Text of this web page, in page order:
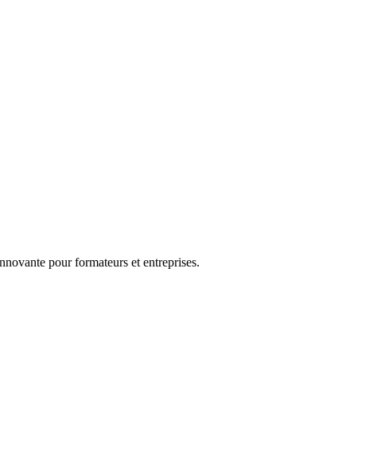
pour formateurs et entreprises.